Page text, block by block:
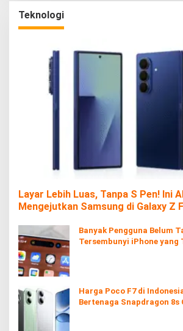
Teknologi
Layar Lebih Luas, Tanpa S Pen! Ini
Mengejutkan Samsung di Galaxy Z
Banyak Pengguna Belum
Tersembunyi iPhone yang
Harga Poco F7 di
Bertenaga Snapdragon 8s